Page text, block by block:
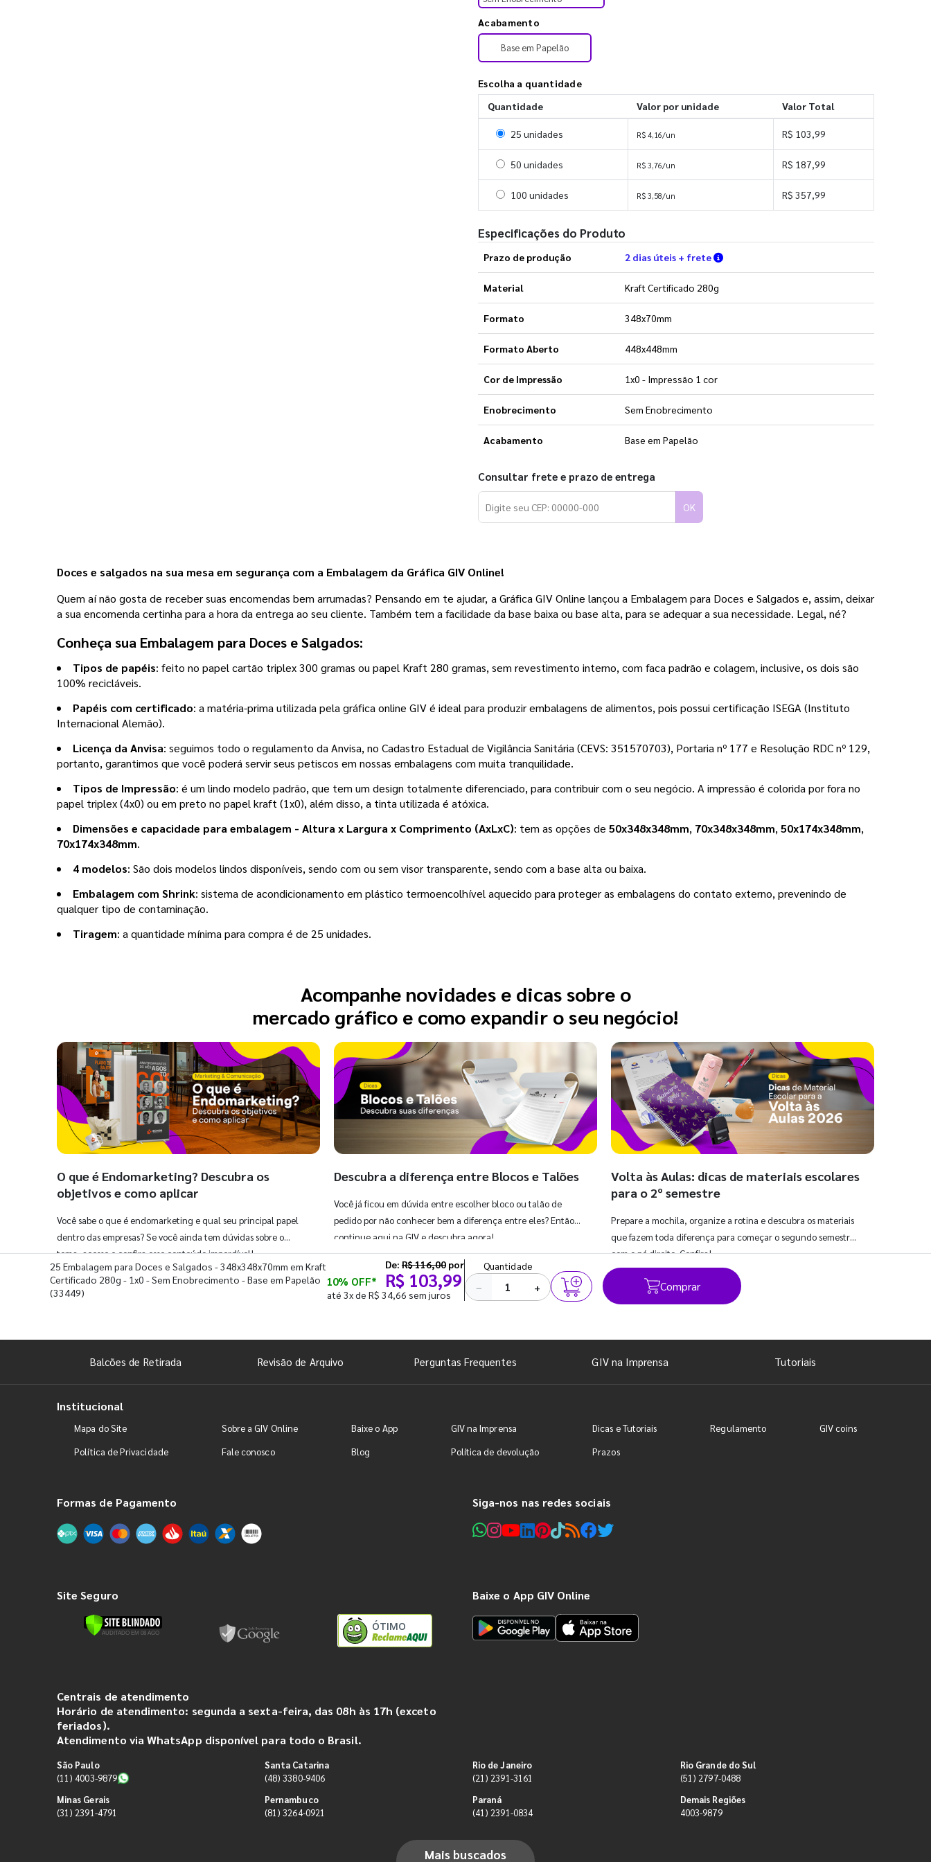
Acabamento
Base em Papelão
Escolha a quantidade
Quantidade
Valor por unidade Valor Total
Selecionar 25 unidades
25 unidades R$ 4,16/un R$ 103,99
Selecionar 50 unidades
50 unidades R$ 3,76/un R$ 187,99
Selecionar 100 unidades
100 unidades R$ 3,58/un R$ 357,99
Especificações do Produto
Prazo de produção 2 dias úteis + frete Verifique as condições de entrega
Material Kraft Certificado 280g
Formato 348x70mm
Formato Aberto 448x448mm
Cor de Impressão 1x0 - Impressão 1 cor
Enobrecimento Sem Enobrecimento
Acabamento Base em Papelão
Consultar frete e prazo de entrega
OK
Doces e salgados na sua mesa em segurança com a Embalagem da Gráfica GIV Online!
Quem aí não gosta de receber suas encomendas bem arrumadas? Pensando em te ajudar, a Gráfica GIV Online lançou a Embalagem para Doces e Salgados e, assim, deixar
a sua encomenda certinha para a hora da entrega ao seu cliente. Também tem a facilidade da base baixa ou base alta, para se adequar a sua necessidade. Legal, né?
Conheça sua Embalagem para Doces e Salgados:
Tipos de papéis: feito no papel cartão triplex 300 gramas ou papel Kraft 280 gramas, sem revestimento interno, com faca padrão e colagem, inclusive, os dois são
100% recicláveis.
Papéis com certificado: a matéria-prima utilizada pela gráfica online GIV é ideal para produzir embalagens de alimentos, pois possui certificação ISEGA (Instituto
Internacional Alemão).
Licença da Anvisa: seguimos todo o regulamento da Anvisa, no Cadastro Estadual de Vigilância Sanitária (CEVS: 351570703), Portaria nº 177 e Resolução RDC nº 129,
portanto, garantimos que você poderá servir seus petiscos em nossas embalagens com muita tranquilidade.
Tipos de Impressão: é um lindo modelo padrão, que tem um design totalmente diferenciado, para contribuir com o seu negócio. A impressão é colorida por fora no
papel triplex (4x0) ou em preto no papel kraft (1x0), além disso, a tinta utilizada é atóxica.
Dimensões e capacidade para embalagem - Altura x Largura x Comprimento (AxLxC): tem as opções de 50x348x348mm, 70x348x348mm, 50x174x348mm,
70x174x348mm.
4 modelos: São dois modelos lindos disponíveis, sendo com ou sem visor transparente, sendo com a base alta ou baixa.
Embalagem com Shrink: sistema de acondicionamento em plástico termoencolhível aquecido para proteger as embalagens do contato externo, prevenindo de
qualquer tipo de contaminação.
Tiragem: a quantidade mínima para compra é de 25 unidades.
Acompanhe novidades e dicas sobre o
mercado gráfico e como expandir o seu negócio!
O que é Endomarketing? Descubra os
objetivos e como aplicar
Você sabe o que é endomarketing e qual seu principal papel
dentro das empresas? Se você ainda tem dúvidas sobre o
tema, acesse e confira esse conteúdo imperdível!
Descubra a diferença entre Blocos e Talões
Você já ficou em dúvida entre escolher bloco ou talão de
pedido por não conhecer bem a diferença entre eles? Então,
continue aqui na GIV e descubra agora!
Volta às Aulas: dicas de materiais escolares
para o 2º semestre
Prepare a mochila, organize a rotina e descubra os materiais
que fazem toda diferença para começar o segundo semestre
com o pé direito. Confira!
25 Embalagem para Doces e Salgados - 348x348x70mm em Kraft
Certificado 280g - 1x0 - Sem Enobrecimento - Base em Papelão
(33449)
10% OFF*
De: R$ 116,00 por
R$ 103,99
até 3x de R$ 34,66 sem juros
Quantidade
− + Comprar
Balcões de Retirada Revisão de Arquivo Perguntas Frequentes GIV na Imprensa Tutoriais
Institucional
Mapa do Site Sobre a GIV Online Baixe o App GIV na Imprensa Dicas e Tutoriais Regulamento
GIV coins
Política de Privacidade
Fale conosco Blog Política de devolução Prazos
Formas de Pagamento Siga-nos nas redes sociais
Site Seguro
ÓTIMO
Baixe o App GIV Online
Centrais de atendimento
Horário de atendimento: segunda a sexta-feira, das 08h às 17h (exceto
feriados).
Atendimento via WhatsApp disponível para todo o Brasil.
São Paulo
(11) 4003-9879
Minas Gerais
(31) 2391-4791
Santa Catarina
(48) 3380-9406
Pernambuco
(81) 3264-0921
Rio de Janeiro
(21) 2391-3161
Paraná
(41) 2391-0834
Rio Grande do Sul
(51) 2797-0488
Demais Regiões
4003-9879
Mais buscados